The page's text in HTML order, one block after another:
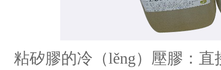
粘矽膠的冷（lěng）壓膠：